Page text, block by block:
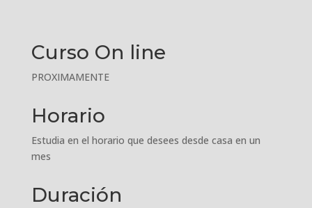
Curso On line
PROXIMAMENTE
Horario
Estudia en el horario que desees desde casa en un
mes
Duración